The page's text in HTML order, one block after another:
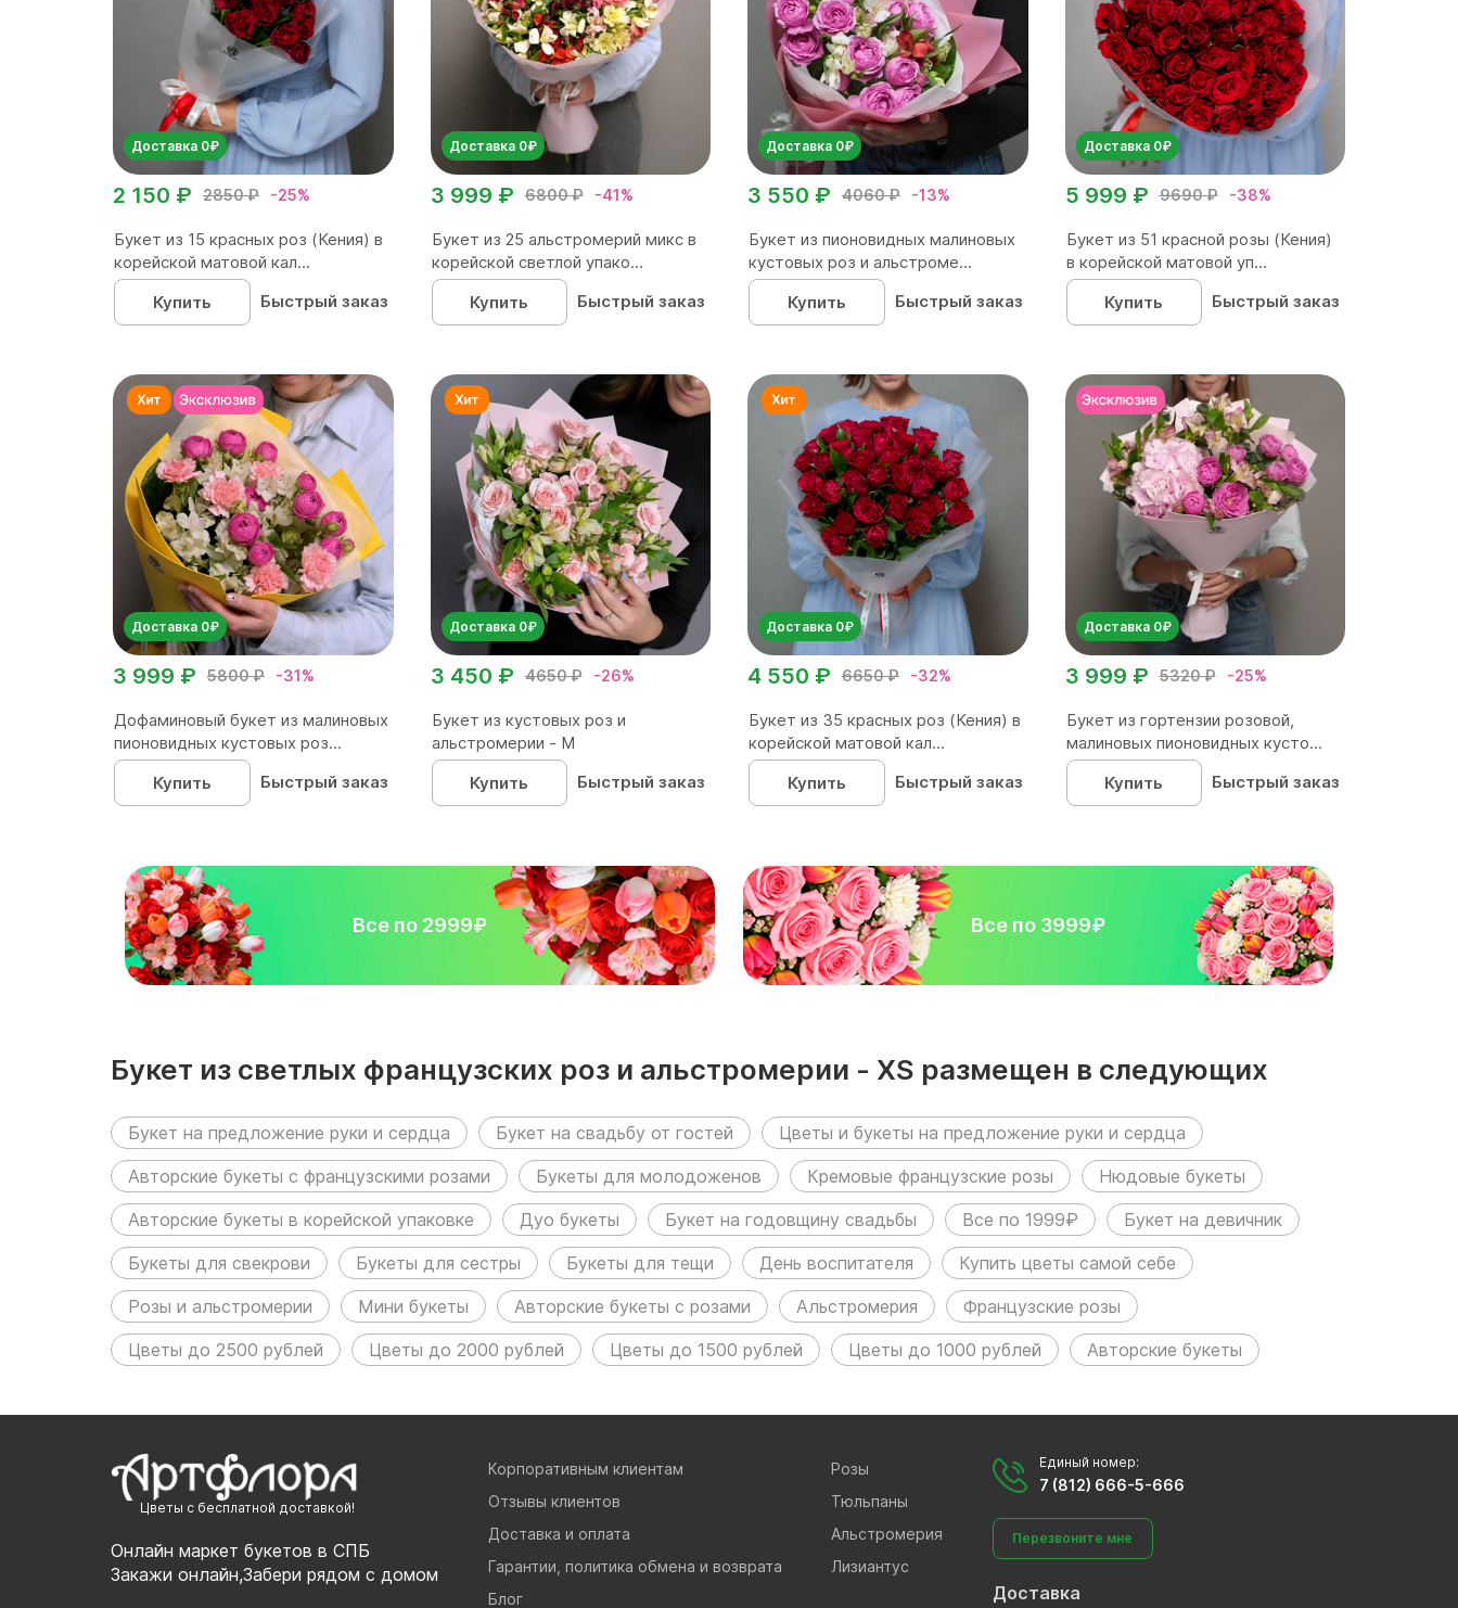
Доставка 0₽
2850 ₽ -25%
2 150 ₽
Букет из 15 красных роз (Кения) в
корейской матовой кал...
Купить
Быстрый заказ
Доставка 0₽
6800 ₽ -41%
3 999 ₽
Букет из 25 альстромерий микс в
корейской светлой упако...
Купить
Быстрый заказ
Доставка 0₽
4060 ₽ -13%
3 550 ₽
Букет из пионовидных малиновых
кустовых роз и альстроме...
Купить
Быстрый заказ
Доставка 0₽
9690 ₽ -38%
5 999 ₽
Букет из 51 красной розы (Кения)
в корейской матовой уп...
Купить
Быстрый заказ
Доставка 0₽
5800 ₽ -31%
3 999 ₽
Дофаминовый букет из малиновых
пионовидных кустовых роз...
Купить
Быстрый заказ
Доставка 0₽
4650 ₽ -26%
3 450 ₽
Букет из кустовых роз и
альстромерии - М
Купить
Быстрый заказ
Доставка 0₽
6650 ₽ -32%
4 550 ₽
Букет из 35 красных роз (Кения) в
корейской матовой кал...
Купить
Быстрый заказ
Доставка 0₽
5320 ₽ -25%
3 999 ₽
Букет из гортензии розовой,
малиновых пионовидных кусто...
Купить
Быстрый заказ
Все по 2999₽ Все по 3999₽
Букет из светлых французских роз и альстромерии - XS размещен в следующих
разделах:
Букет на предложение руки и сердца Букет на свадьбу от гостей
Цветы и букеты на предложение руки и сердца
Авторские букеты с французскими розами
Букеты для молодоженов Кремовые французские розы
Нюдовые букеты
Авторские букеты в корейской упаковке
Дуо букеты Букет на годовщину свадьбы Все по 1999₽
Букет на девичник
Букеты для свекрови
Букеты для сестры Букеты для тещи День воспитателя
Купить цветы самой себе
Розы и альстромерии
Мини букеты Авторские букеты с розами Альстромерия
Французские розы
Цветы до 2500 рублей
Цветы до 2000 рублей Цветы до 1500 рублей Цветы до 1000 рублей Авторские букеты
Цветы с бесплатной доставкой!
Онлайн маркет букетов в СПБ
Закажи онлайн,Забери рядом с домом
Корпоративным клиентам
Отзывы клиентов
Доставка и оплата
Гарантии, политика обмена и возврата
Блог
Розы
Тюльпаны
Альстромерия
Лизиантус
Единый номер:
7 (812) 666-5-666
Перезвоните мне
Доставка